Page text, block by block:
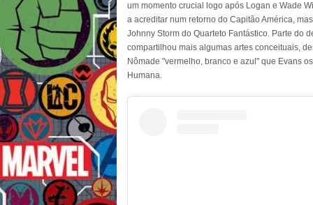
um momento crucial logo após Logan e Wade
a acreditar num retorno do Capitão América,
Johnny Storm do Quarteto Fantástico. Parte do
compartilhou mais algumas artes conceituais,
Nômade "vermelho, branco e azul" que Evans
Humana.